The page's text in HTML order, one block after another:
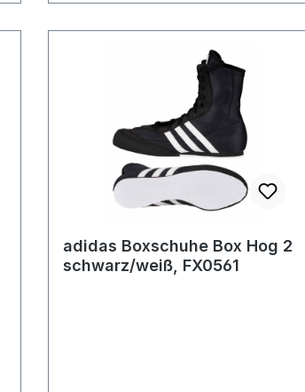
adidas Boxschuhe Box Hog 2
schwarz/weiß, FX0561